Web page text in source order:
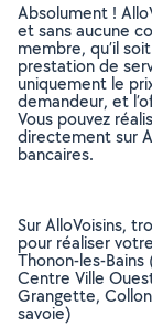
Absolument !
et sans aucune
membre, qu’il
prestation de
uniquement le
demandeur, et
Vous pouvez
directement sur
bancaires.
Sur AlloVoisins,
pour réaliser
Thonon-les-
Centre Ville
Grangette,
savoie)